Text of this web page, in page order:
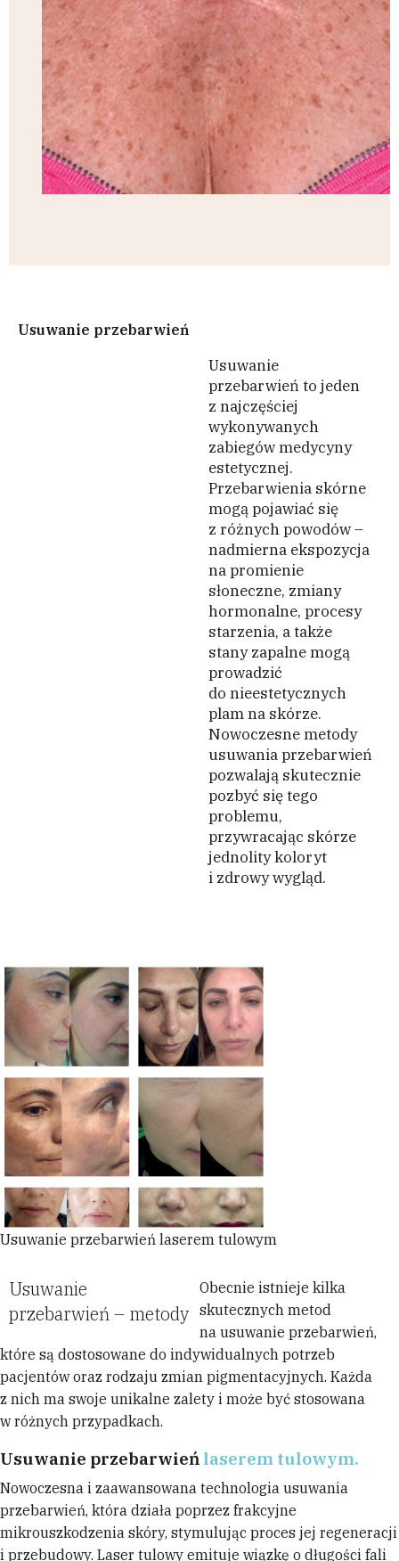
Usuwanie przebarwień
Usuwanie
przebarwień to jeden
z najczęściej
wykonywanych
zabiegów medycyny
estetycznej.
Przebarwienia skórne
mogą pojawiać się
z różnych powodów –
nadmierna ekspozycja
na promienie
słoneczne, zmiany
hormonalne, procesy
starzenia, a także
stany zapalne mogą
prowadzić
do nieestetycznych
plam na skórze.
Nowoczesne metody
usuwania przebarwień
pozwalają skutecznie
pozbyć się tego
problemu,
przywracając skórze
jednolity koloryt
i zdrowy wygląd.
Usuwanie przebarwień laserem tulowym
Usuwanie
przebarwień – metody
Obecnie istnieje kilka
skutecznych metod
na usuwanie przebarwień,
które są dostosowane do indywidualnych potrzeb
pacjentów oraz rodzaju zmian pigmentacyjnych. Każda
z nich ma swoje unikalne zalety i może być stosowana
w różnych przypadkach.
Usuwanie przebarwień laserem tulowym.
Nowoczesna i zaawansowana technologia usuwania
przebarwień, która działa poprzez frakcyjne
mikrouszkodzenia skóry, stymulując proces jej regeneracji
i przebudowy. Laser tulowy emituje wiązkę o długości fali